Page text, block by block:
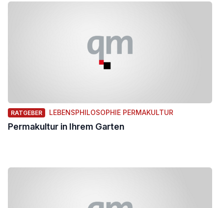
RATGEBER LEBENSPHILOSOPHIE PERMAKULTUR
Permakultur in Ihrem Garten